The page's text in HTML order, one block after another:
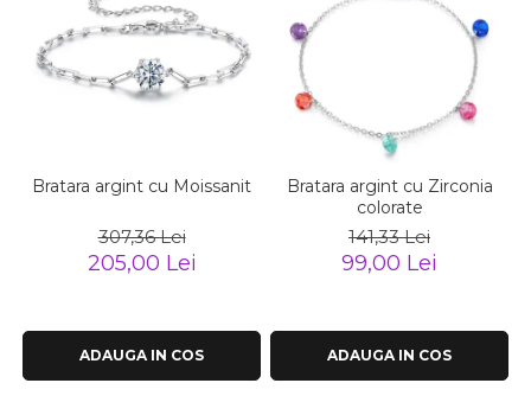
Bratara argint cu Moissanit
307,36 Lei
205,00 Lei
ADAUGA IN COS
Bratara argint cu Zirconia
colorate
141,33 Lei
99,00 Lei
ADAUGA IN COS